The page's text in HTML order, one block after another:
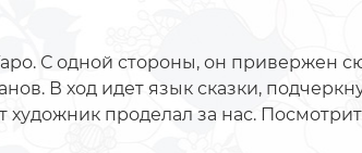
С одной стороны, он привержен
В ход идет язык сказки,
проделал за нас.